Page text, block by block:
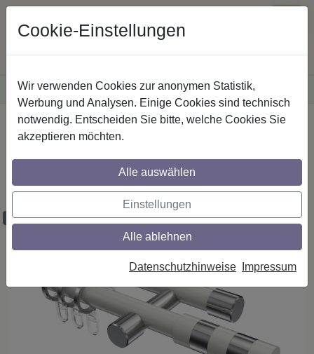
VersandkostenfreieLieferung innerhalb Deutschlands
Sichere Zahlung
Startseite Gardinenstangen Metall
2-läufig, Modell PRESTIGE - Mavell Weiß
/ Chrom
Maßzuschnitt möglich
Cookie-Einstellungen
Wir verwenden Cookies zur anonymen Statistik,
Werbung und Analysen. Einige Cookies sind technisch
notwendig. Entscheiden Sie bitte, welche Cookies Sie
akzeptieren möchten.
Alle auswählen
Einstellungen
Alle ablehnen
Datenschutzhinweise Impressum